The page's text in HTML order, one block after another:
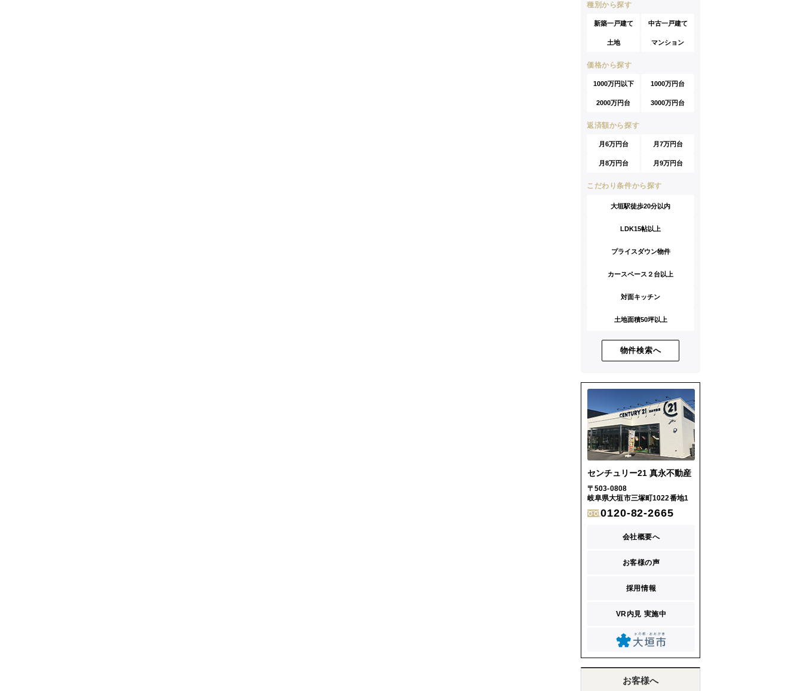
種別から探す
新築一戸建て 中古一戸建て
土地 マンション
価格から探す
1000万円以下 1000万円台
2000万円台 3000万円台
返済額から探す
月6万円台 月7万円台
月8万円台 月9万円台
こだわり条件から探す
大垣駅徒歩20分以内
LDK15帖以上
プライスダウン物件
カースペース２台以上
対面キッチン
土地面積50坪以上
物件検索へ
センチュリー21 真永不動産
〒503-0808
岐阜県大垣市三塚町1022番地1
0120-82-2665
会社概要へ
お客様の声
採用情報
VR内見 実施中
お客様へ